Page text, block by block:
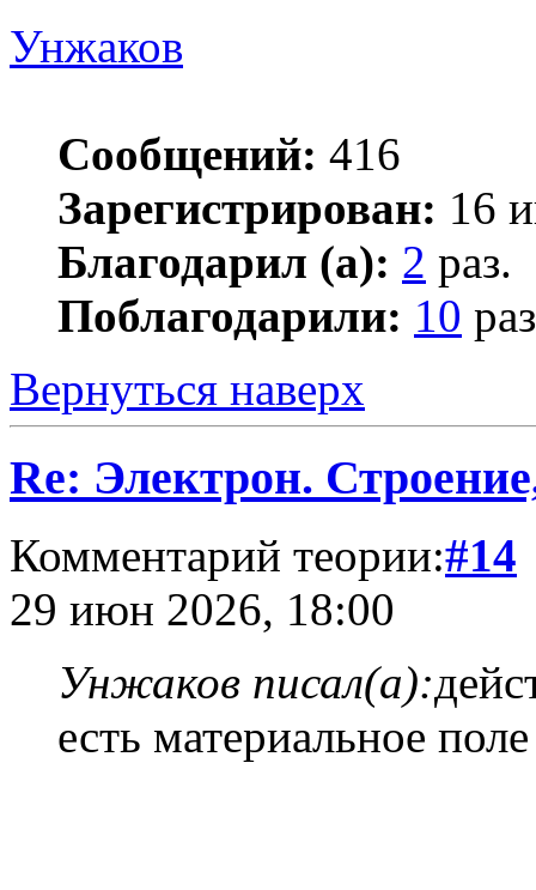
Унжаков
Сообщений: 416
Зарегистрирован: 16
Благодарил (а): 2 раз.
Поблагодарили: 10
Вернуться наверх
Re: Электрон.
Комментарий теории:#14
29 июн 2026, 18:00
Унжаков писал(а):
есть материальное